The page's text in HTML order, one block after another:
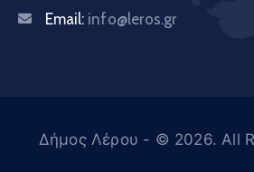
Email: info@leros.gr
Δήμος Λέρου - © 2026. All